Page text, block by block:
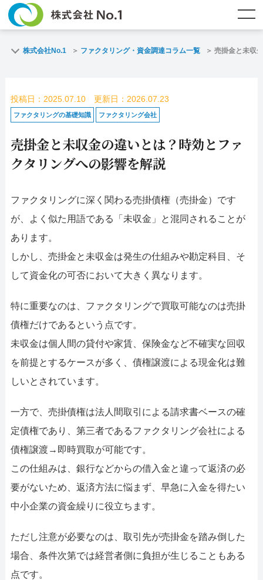
ファクタリングとは？
よくある質問 ファクタリング・資金調達コラム
企業情報 お問い合わせ
名古屋支店HP 福岡支店HP
お電話で
お問合せ
スピード
査定依頼
メールで
お問い合わせ
052-414-4107 092-419-2433
ファクタリングで即日資金調達するための方法
ファクタリングで通りやすい会社はどういう会社？
株式会社No.1 ファクタリング・資金調達コラム一覧 売掛金と未収
投稿日：2025.07.10 更新日：2026.07.23
ファクタリングの基礎知識 ファクタリング会社
売掛金と未収金の違いとは？時効とファ
クタリングへの影響を解説
ファクタリングに深く関わる売掛債権（売掛金）です
が、よく似た用語である「未収金」と混同されることが
あります。
しかし、売掛金と未収金は発生の仕組みや勘定科目、そ
して資金化の可否において大きく異なります。
特に重要なのは、ファクタリングで買取可能なのは売掛
債権だけであるという点です。
未収金は個人間の貸付や家賃、保険金など不確実な回収
を前提とするケースが多く、債権譲渡による現金化は難
しいとされています。
一方で、売掛債権は法人間取引による請求書ベースの確
定債権であり、第三者であるファクタリング会社による
債権譲渡→即時買取が可能です。
この仕組みは、銀行などからの借入金と違って返済の必
要がないため、返済方法に悩まず、早急に入金を得たい
中小企業の資金繰りに役立ちます。
ただし注意が必要なのは、取引先が売掛金を踏み倒した
場合、条件次第では経営者側に負担が生じることもある
点です。